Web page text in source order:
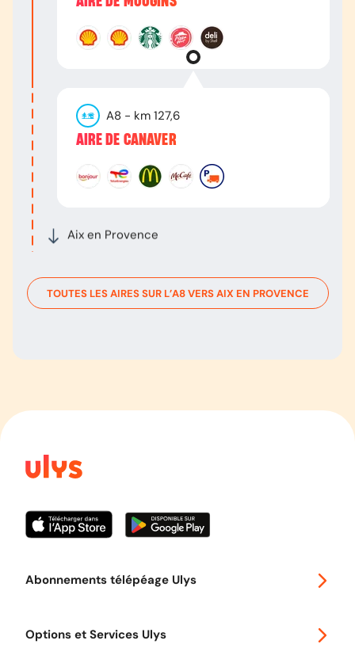
Aix en Provence
A8 - km 127,6
AIRE DE CANAVER
TOUTES LES AIRES SUR L’A8VERSAIX EN PROVENCE
Abonnements télépéage Ulys
Options et Services Ulys